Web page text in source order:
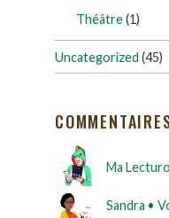
Théâtre(1)
Uncategorized (45)
Ma
Sandra •